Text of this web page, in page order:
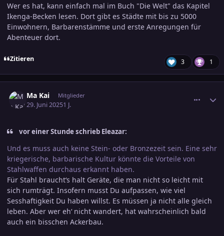
Wer es hat, kann einfach mal im Buch "Die Welt" das Kapitel
Ikenga-Becken lesen. Dort gibt es Städte mit bis zu 5000
Einwohnern, Barbarenstämme und erste Anregungen für
Abenteuer dort.
Zitieren 3 1
Ma Kai Mitglieder
29. Juni 20251 J.
vor einer Stunde schrieb Eleazar:
Und es muss auch keine Stein- oder Bronzezeit sein. Eine sehr
kriegerische, barbarische Kultur könnte die Vorteile von
Stahlwaffen durchaus erkannt haben.
Für Stahl braucht‘s halt Geräte, die man nicht so leicht mit
sich rumträgt. Insofern musst Du aufpassen, wie viel
Sesshaftigkeit Du haben willst. Es müssen ja nicht alle gleich
leben. Aber wer eh‘ nicht wandert, hat wahrscheinlich bald
auch ein bisschen Ackerbau.